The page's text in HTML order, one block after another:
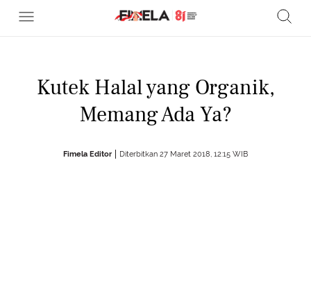
Kutek Halal yang Organik,
Memang Ada Ya?
Fimela Editor Diterbitkan 27 Maret 2018, 12:15 WIB